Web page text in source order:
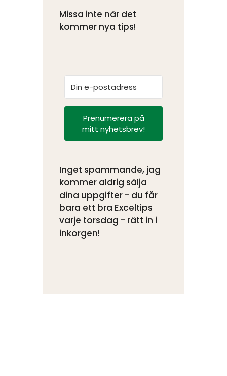
Missa inte när det
kommer nya tips!
Prenumerera på
mitt nyhetsbrev!
Inget spammande, jag
kommer aldrig sälja
dina uppgifter - du får
bara ett bra Exceltips
varje torsdag - rätt in i
inkorgen!